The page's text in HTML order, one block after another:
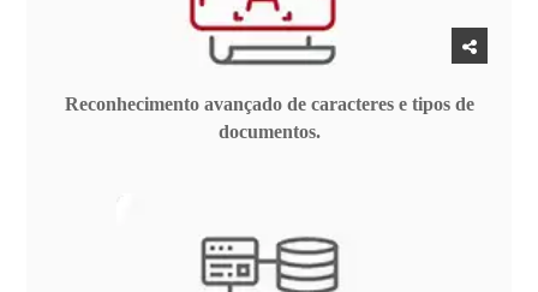
Reconhecimento avançado de caracteres e tipos de
documentos.